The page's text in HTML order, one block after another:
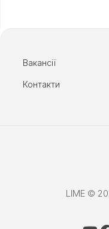
Вакансії
Контакти
LIME ©